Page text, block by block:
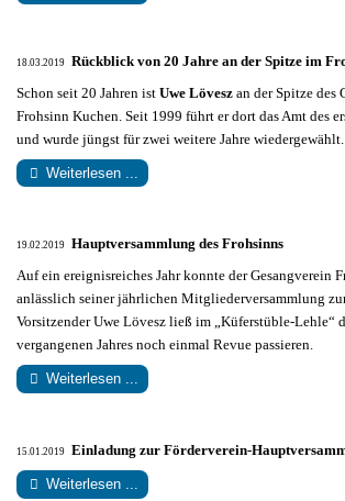
18.03.2019 Rückblick von 20 Jahre an der Spitze im
Schon seit 20 Jahren ist Uwe Lövesz an der Spitze des
Frohsinn Kuchen. Seit 1999 führt er dort das Amt des
und wurde jüngst für zwei weitere Jahre wiedergewählt.
Weiterlesen ...
19.02.2019 Hauptversammlung des Frohsinns
Auf ein ereignisreiches Jahr konnte der Gesangverein
anlässlich seiner jährlichen Mitgliederversammlung
Vorsitzender Uwe Lövesz ließ im „Küferstüble-Lehle“
vergangenen Jahres noch einmal Revue passieren.
Weiterlesen ...
15.01.2019 Einladung zur Förderverein-
Weiterlesen ...